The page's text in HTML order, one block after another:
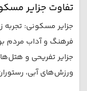
تفاوت جزایر
جزایر مسکونی: تجربه
فرهنگ و آداب مردم
جزایر تفریحی و
ورزش‌های آبی،